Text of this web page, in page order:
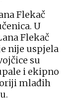
Flekač
U
Flekač
nije uspjela
su
i ekipno
mlađih